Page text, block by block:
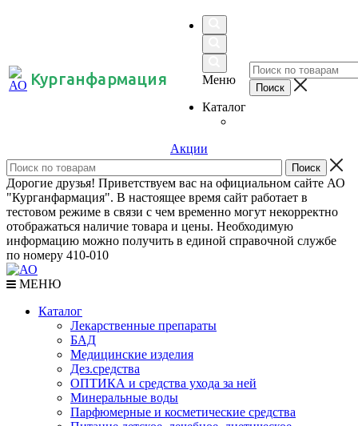
Курганфармация
Меню
Каталог
Акции
Дорогие друзья! Приветствуем вас на официальном сайте АО
"Курганфармация". В настоящее время сайт работает в
тестовом режиме в связи с чем временно могут некорректно
отображаться наличие товара и цены. Необходимую
информацию можно получить в единой справочной службе
по номеру 410-010
МЕНЮ
Каталог
Лекарственные препараты
БАД
Медицинские изделия
Дез.средства
ОПТИКА и средства ухода за ней
Минеральные воды
Парфюмерные и косметические средства